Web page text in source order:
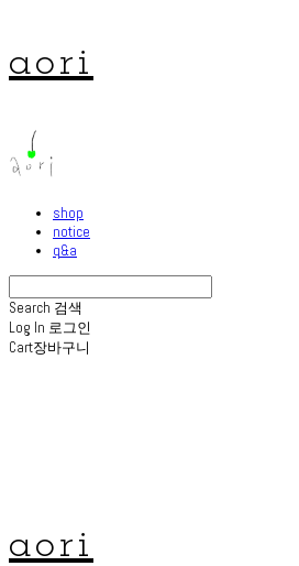
aori
shop
notice
q&a
Search 검색
Log In 로그인
Cart장바구니
aori